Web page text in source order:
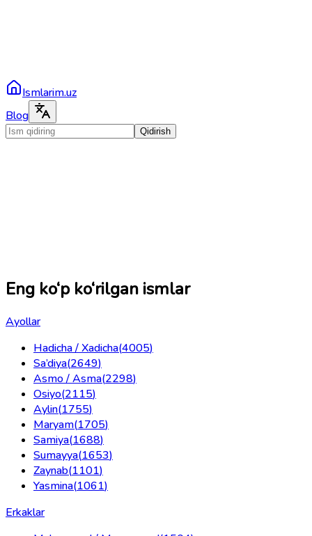
Ismlarim.uz
Blog
Qidirish
Eng ko‘p ko‘rilgan ismlar
Ayollar
Hadicha / Xadicha(4005)
Sa’diya(2649)
Asmo / Asma(2298)
Osiyo(2115)
Aylin(1755)
Maryam(1705)
Samiya(1688)
Sumayya(1653)
Zaynab(1101)
Yasmina(1061)
Erkaklar